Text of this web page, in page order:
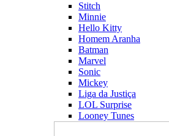
Stitch
Minnie
Hello Kitty
Homem Aranha
Batman
Marvel
Sonic
Mickey
Liga da Justiça
LOL Surprise
Looney Tunes